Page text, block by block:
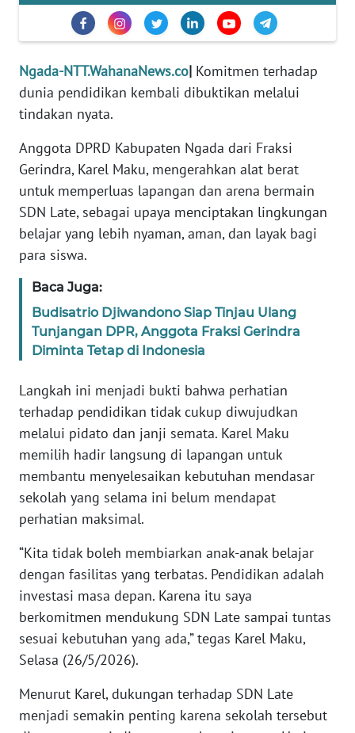
Ngada-NTT.WahanaNews.co| Komitmen terhadap
dunia pendidikan kembali dibuktikan melalui
tindakan nyata.
Anggota DPRD Kabupaten Ngada dari Fraksi
Gerindra, Karel Maku, mengerahkan alat berat
untuk memperluas lapangan dan arena bermain
SDN Late, sebagai upaya menciptakan lingkungan
belajar yang lebih nyaman, aman, dan layak bagi
para siswa.
Baca Juga:
Budisatrio Djiwandono Siap Tinjau Ulang
Tunjangan DPR, Anggota Fraksi Gerindra
Diminta Tetap di Indonesia
Langkah ini menjadi bukti bahwa perhatian
terhadap pendidikan tidak cukup diwujudkan
melalui pidato dan janji semata. Karel Maku
memilih hadir langsung di lapangan untuk
membantu menyelesaikan kebutuhan mendasar
sekolah yang selama ini belum mendapat
perhatian maksimal.
“Kita tidak boleh membiarkan anak-anak belajar
dengan fasilitas yang terbatas. Pendidikan adalah
investasi masa depan. Karena itu saya
berkomitmen mendukung SDN Late sampai tuntas
sesuai kebutuhan yang ada,” tegas Karel Maku,
Selasa (26/5/2026).
Menurut Karel, dukungan terhadap SDN Late
menjadi semakin penting karena sekolah tersebut
PEDOMAN
REDAKSI
DISCLAIMER
Wahana
News
Regional
WN
SUMUT
WN
WN
JABAR
WN
BANTEN
WN
WN
KEPRI
WN
PAPUA
WN
PAPUA